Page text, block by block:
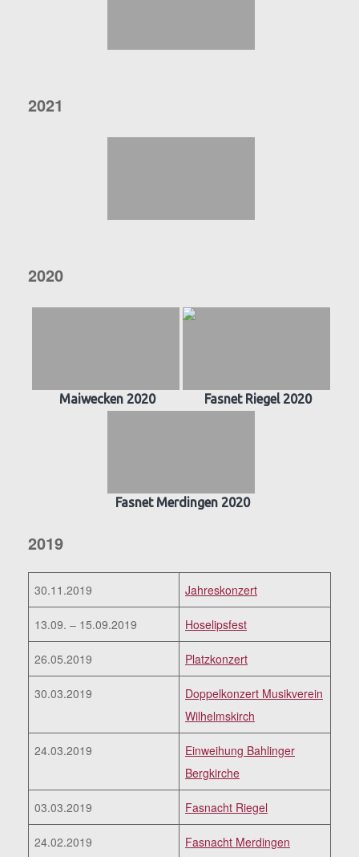
2021
2020
Maiwecken 2020 Fasnet Riegel 2020
Fasnet Merdingen 2020
2019
30.11.2019 Jahreskonzert
13.09. – 15.09.2019 Hoselipsfest
26.05.2019 Platzkonzert
30.03.2019
Doppelkonzert Musikverein
Wilhelmskirch
24.03.2019
Einweihung Bahlinger
Bergkirche
03.03.2019 Fasnacht Riegel
24.02.2019 Fasnacht Merdingen